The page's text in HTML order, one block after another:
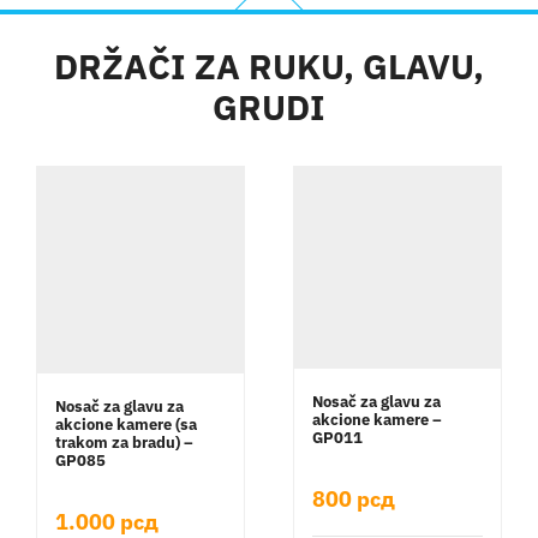
DRŽAČI ZA RUKU, GLAVU,
GRUDI
Nosač za glavu za
akcione kamere (sa
trakom za bradu) –
GP085
1.000 рсд
Nosač za glavu za
akcione kamere –
GP011
800 рсд